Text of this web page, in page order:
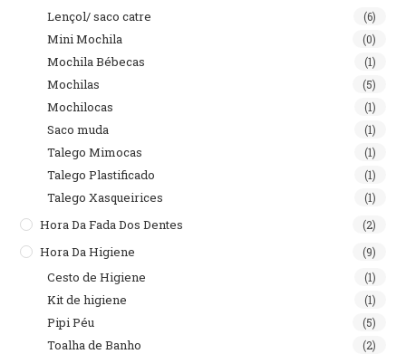
Lençol/ saco catre (6)
Mini Mochila (0)
Mochila Bébecas (1)
Mochilas (5)
Mochilocas (1)
Saco muda (1)
Talego Mimocas (1)
Talego Plastificado (1)
Talego Xasqueirices (1)
Hora Da Fada Dos Dentes (2)
Hora Da Higiene (9)
Cesto de Higiene (1)
Kit de higiene (1)
Pipi Péu (5)
Toalha de Banho (2)